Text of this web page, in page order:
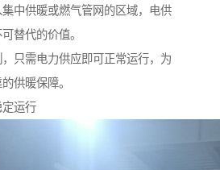
中供暖或燃气管网的区域，电供
替代的价值。
只需电力供应即可正常运行，为
供暖保障。
运行